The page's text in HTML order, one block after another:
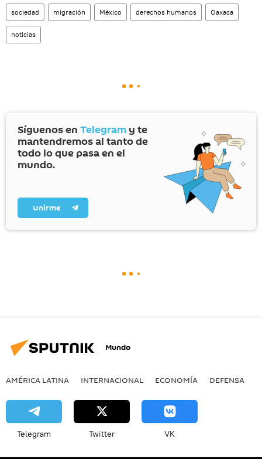
sociedad migración México derechos humanos Oaxaca
noticias
Síguenos en Telegram y te
mantendremos al tanto de
todo lo que pasa en el
mundo.
Unirme
Mundo
AMÉRICA LATINA INTERNACIONAL ECONOMÍA DEFENSA
Telegram Twitter VK